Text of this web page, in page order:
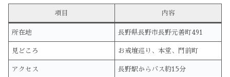
項目 内容
所在地 長野県長野市長野元善町491
見どころ お戒壇巡り、本堂、門前町
アクセス 長野駅からバス約15分